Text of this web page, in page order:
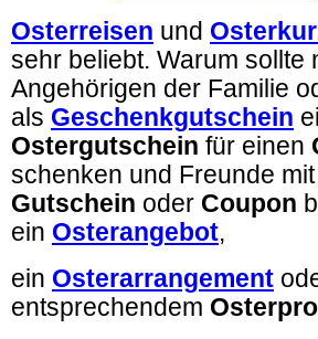
Osterreisen und
sehr beliebt. Warum sollte
Angehörigen der Familie
als Geschenkgutschein
Ostergutschein für einen
schenken und Freunde
Gutschein oder Coupon
ein Osterangebot,
ein Osterarrangement
entsprechendem